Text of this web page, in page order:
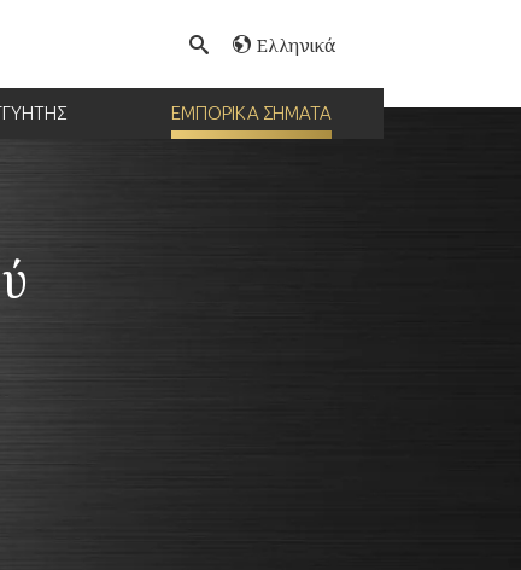
Ελληνικά
ΕΜΠΟΡΙΚΑ ΣΗΜΑΤΑ